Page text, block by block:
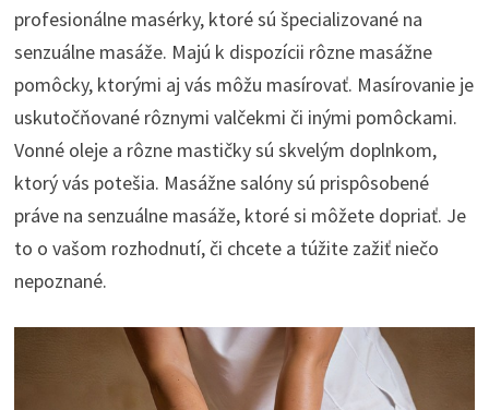
profesionálne masérky, ktoré sú špecializované na
senzuálne masáže. Majú k dispozícii rôzne masážne
pomôcky, ktorými aj vás môžu masírovať. Masírovanie je
uskutočňované rôznymi valčekmi či inými pomôckami.
Vonné oleje a rôzne mastičky sú skvelým doplnkom,
ktorý vás potešia. Masážne salóny sú prispôsobené
práve na senzuálne masáže, ktoré si môžete dopriať. Je
to o vašom rozhodnutí, či chcete a túžite zažiť niečo
nepoznané.